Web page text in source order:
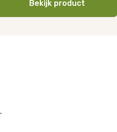
Bekijk product